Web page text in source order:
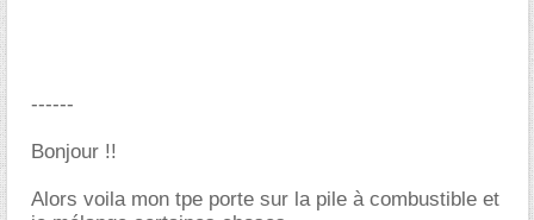
------
Bonjour !!
Alors voila mon tpe porte sur la pile à combustible et